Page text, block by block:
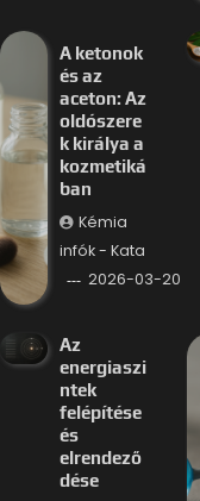
A ketonok
és az
aceton: Az
oldószere
k királya a
kozmetiká
ban
Kémia
infók - Kata
2026-03-20
Az
energiaszi
ntek
felépítése
és
elrendező
dése